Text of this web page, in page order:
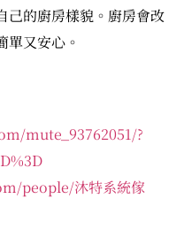
己的廚房樣貌。廚房會改
單又安心。
mute_93762051/?
people/沐特系統傢